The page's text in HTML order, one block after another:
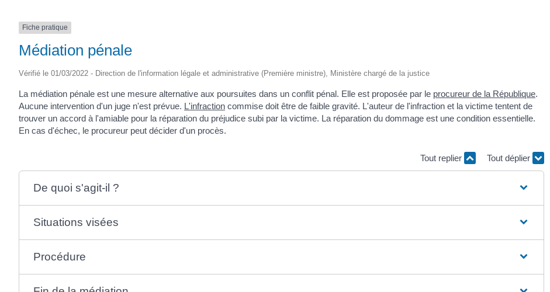
Fiche pratique
Médiation pénale
Vérifié le 01/03/2022 - Direction de l'information légale et administrative (Première ministre), Ministère chargé de la justice
La médiation pénale est une mesure alternative aux poursuites dans un conflit pénal. Elle est proposée par le procureur de la République.
Aucune intervention d'un juge n'est prévue. L'infraction commise doit être de faible gravité. L'auteur de l'infraction et la victime tentent de
trouver un accord à l'amiable pour la réparation du préjudice subi par la victime. La réparation du dommage est une condition essentielle.
En cas d'échec, le procureur peut décider d'un procès.
Tout replier Tout déplier
De quoi s'agit-il ?
Situations visées
Procédure